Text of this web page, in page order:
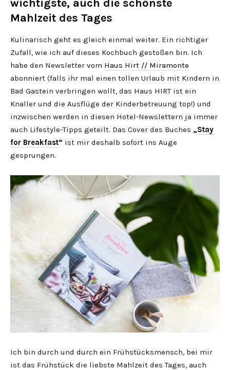
wichtigste, auch die schönste
Mahlzeit des Tages
Kulinarisch geht es gleich einmal weiter. Ein richtiger
Zufall, wie ich auf dieses Kochbuch gestoßen bin. Ich
habe den Newsletter vom Haus Hirt // Miramonte
abonniert (falls ihr mal einen tollen Urlaub mit Kindern in
Bad Gastein verbringen wollt, das Haus HIRT ist ein
Knaller und die Ausflüge der Kinderbetreuung top!) und
inzwischen werden in diesen Hotel-Newslettern ja immer
auch Lifestyle-Tipps geteilt. Das Cover des Buches „Stay
for Breakfast“ ist mir deshalb sofort ins Auge
gesprungen.
Ich bin durch und durch ein Frühstücksmensch, bei mir
ist das Frühstück die liebste Mahlzeit des Tages, auch